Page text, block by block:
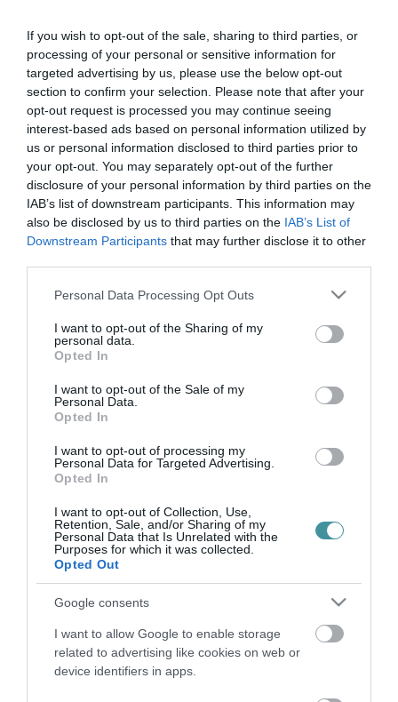
If you wish to opt-out of the sale, sharing to third parties, or
processing of your personal or sensitive information for
targeted advertising by us, please use the below opt-out
section to confirm your selection. Please note that after your
opt-out request is processed you may continue seeing
interest-based ads based on personal information utilized by
us or personal information disclosed to third parties prior to
your opt-out. You may separately opt-out of the further
disclosure of your personal information by third parties on the
IAB’s list of downstream participants. This information may
also be disclosed by us to third parties on the IAB’s List of
Downstream Participants that may further disclose it to other
Please note that this website/app uses one or more Google
not limited to your visit or usage behaviour. You may click to
grant or deny consent to Google and its third-party tags to
use your data for below specified purposes in below Google
consent section.
Personal Data Processing Opt Outs
I want to opt-out of the Sharing of my
personal data.
Opted In
I want to opt-out of the Sale of my
Personal Data.
Opted In
I want to opt-out of processing my
Personal Data for Targeted Advertising.
Opted In
I want to opt-out of Collection, Use,
Retention, Sale, and/or Sharing of my
Personal Data that Is Unrelated with the
Purposes for which it was collected.
Opted Out
Google consents
I want to allow Google to enable storage
related to advertising like cookies on web or
device identifiers in apps.
nem vállalunk. Természetesen szívesen várjuk a
válaszreakciókat, amelyeket kö...
HANGOSBEMONDÓS FURGONOK IS HIRDETIK AZ ELLENZÉK FŐBB
ÜZENETEIT A KAMPÁNY UTOLSÓ HETÉBEN
2022. március 28 |Mindenki ügye
A Fidesz megfosztotta az ellenzéket a plakáthelyektől, elzárta
előlünk a köztévét, de az Önök támogatásából 1200 településre
visszük el legfontosabb üzeneteinket! – írta hétfőn közösségi
oldal...
2022. március 30|Mindenki ügye
Nemrég Győzike parolázott azzal, hogy belép a Fideszbe, most
azaz Kis/Nagy Grófoval. Nemrég arról írtunk, hogy roma politi...
2022. március 30|Eger ügye
Már csak néhány nap van a választásokig, és április 3-a
ellenzéki szövetség is elkezdte csúcsra járatni a kampányait. A
mozgósítás részeként...
ORBÁN VIKTOR UGYANAZZAL A SZÉKKEL JÁRJA AZ ORSZÁGOT,
AMELYIKRŐL EGERBEN IS SZÓNOKOLT
2022. március 31 |Mindenki ügye
a nagyrészt titkos kampánykörútja során rendre székre állva
magasodik a közönsége elé és mond beszédet a választások
hetén. Ez a sz...
KIS GRÓFO: MI NAGYON SZERETJÜK A MINISZTERELNÖK URAT,